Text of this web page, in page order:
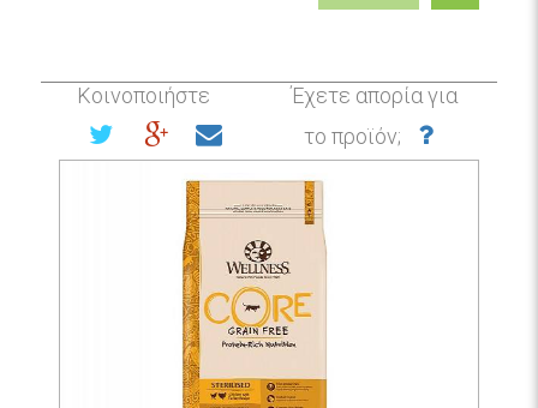
Κοινοποιήστε
Έχετε απορία για
το προϊόν;